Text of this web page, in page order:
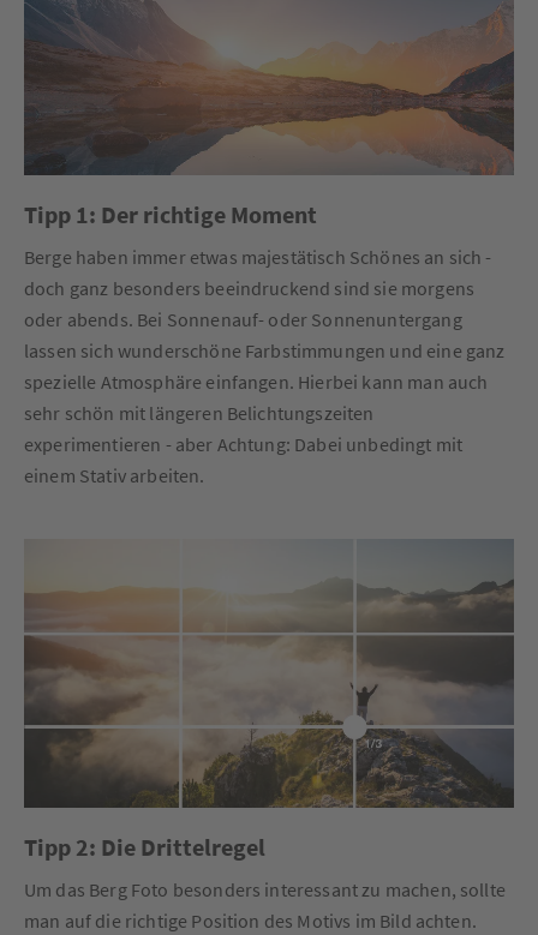
Tipp 1: Der richtige Moment
Berge haben immer etwas majestätisch Schönes an sich -
doch ganz besonders beeindruckend sind sie morgens
oder abends. Bei Sonnenauf- oder Sonnenuntergang
lassen sich wunderschöne Farbstimmungen und eine ganz
spezielle Atmosphäre einfangen. Hierbei kann man auch
sehr schön mit längeren Belichtungszeiten
experimentieren - aber Achtung: Dabei unbedingt mit
einem Stativ arbeiten.
Tipp 2: Die Drittelregel
Um das Berg Foto besonders interessant zu machen, sollte
man auf die richtige Position des Motivs im Bild achten.